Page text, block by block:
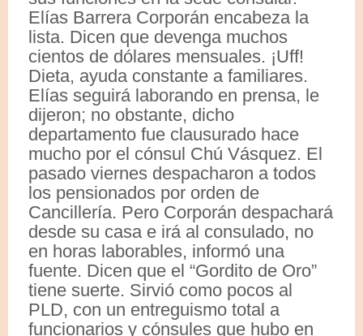
Elías Barrera Corporán encabeza la
lista. Dicen que devenga muchos
cientos de dólares mensuales. ¡Uff!
Dieta, ayuda constante a familiares.
Elías seguirá laborando en prensa, le
dijeron; no obstante, dicho
departamento fue clausurado hace
mucho por el cónsul Chú Vásquez. El
pasado viernes despacharon a todos
los pensionados por orden de
Cancillería. Pero Corporán despachará
desde su casa e irá al consulado, no
en horas laborables, informó una
fuente. Dicen que el “Gordito de Oro”
tiene suerte. Sirvió como pocos al
PLD, con un entreguismo total a
funcionarios y cónsules que hubo en